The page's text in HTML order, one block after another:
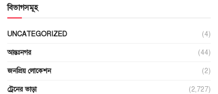
বিভাগসমূহ
UNCATEGORIZED (4)
আন্তঃনগর (44)
জনপ্রিয় লোকেশন (2)
ট্রেনের ভাড়া (2,727)